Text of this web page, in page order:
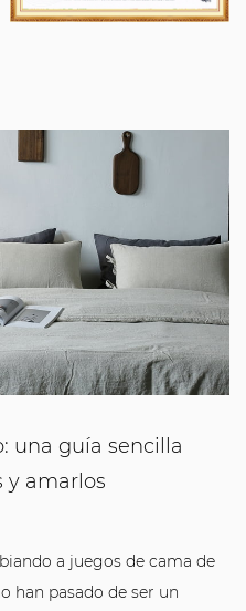
una guía sencilla
y amarlos
a juegos de cama de
han pasado de ser un